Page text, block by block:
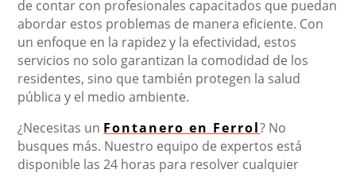
de contar con profesionales capacitados que puedan
abordar estos problemas de manera eficiente. Con
un enfoque en la rapidez y la efectividad, estos
servicios no solo garantizan la comodidad de los
residentes, sino que también protegen la salud
pública y el medio ambiente.
¿Necesitas un Fontanero en Ferrol? No
busques más. Nuestro equipo de expertos está
disponible las 24 horas para resolver cualquier